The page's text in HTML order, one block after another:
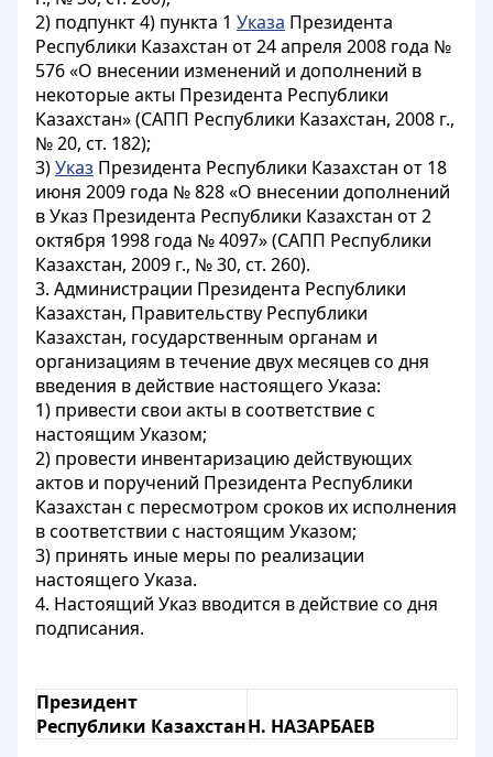
2) подпункт 4) пункта 1 Указа Президента
Республики Казахстан от 24 апреля 2008 года №
576 «О внесении изменений и дополнений в
некоторые акты Президента Республики
Казахстан» (САПП Республики Казахстан, 2008 г.,
№ 20, ст. 182);
3)Указ Президента Республики Казахстан от 18
июня 2009 года № 828 «О внесении дополнений
в Указ Президента Республики Казахстан от 2
октября 1998 года № 4097» (САПП Республики
Казахстан, 2009 г., № 30, ст. 260).
3. Администрации Президента Республики
Казахстан, Правительству Республики
Казахстан, государственным органам и
организациям в течение двух месяцев со дня
введения в действие настоящего Указа:
1) привести свои акты в соответствие с
настоящим Указом;
2) провести инвентаризацию действующих
актов и поручений Президента Республики
Казахстан с пересмотром сроков их исполнения
в соответствии с настоящим Указом;
3) принять иные меры по реализации
настоящего Указа.
4. Настоящий Указ вводится в действие со дня
подписания.
Президент
Республики КазахстанН. НАЗАРБАЕВ